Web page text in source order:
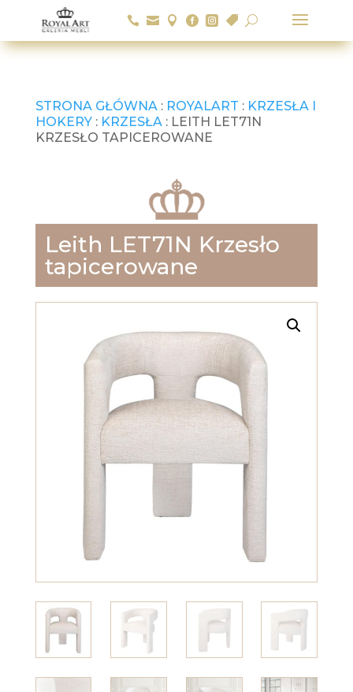
      U
STRONA GŁÓWNA: ROYALART : KRZESŁA I
HOKERY: KRZESŁA: LEITH LET71N
KRZESŁO TAPICEROWANE
Leith LET71N Krzesło
tapicerowane